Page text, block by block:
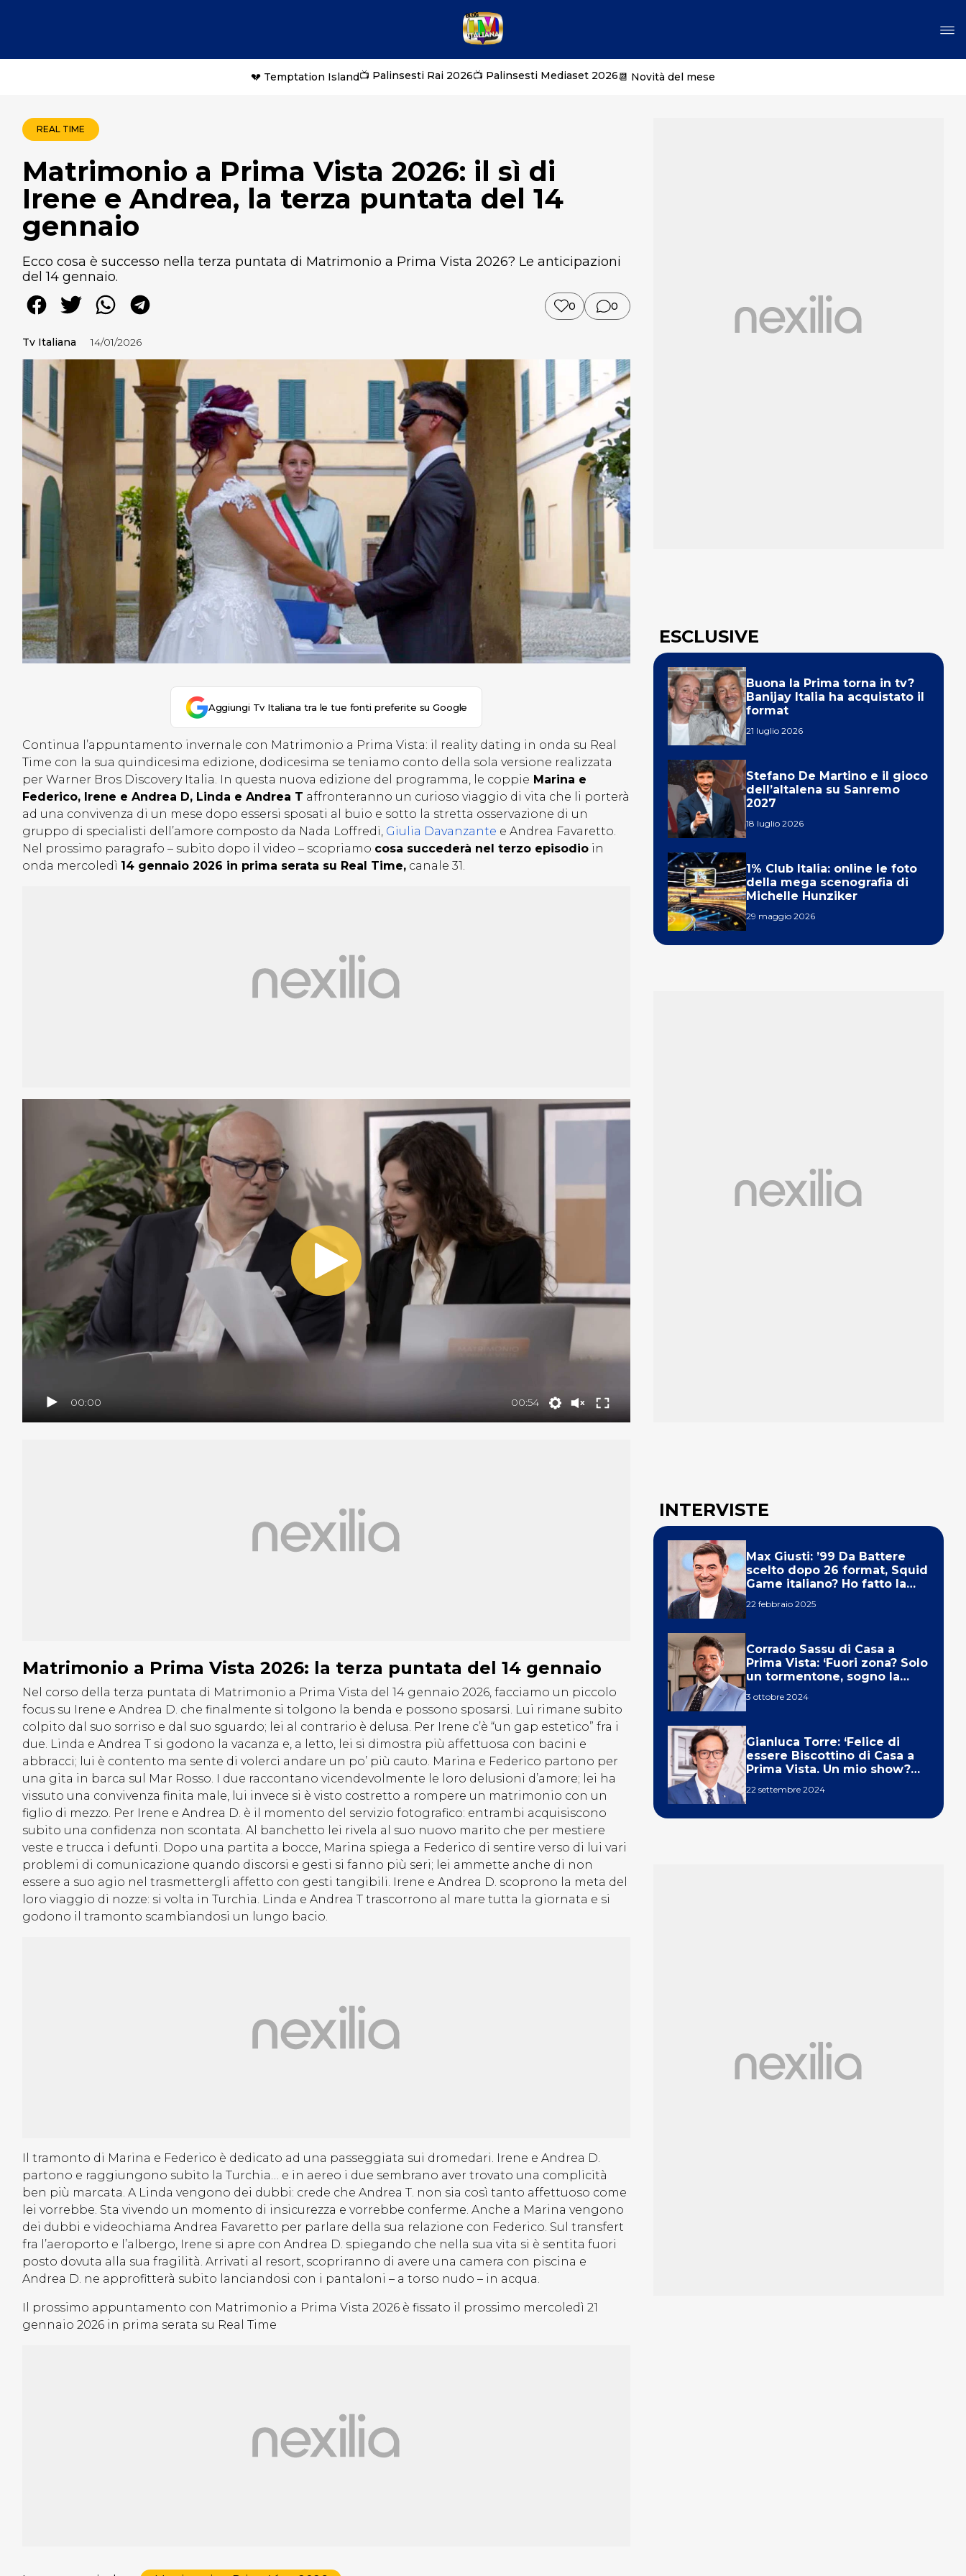
💔 Temptation Island📺 Palinsesti Rai 2026📺 Palinsesti Mediaset 2026📆 Novità del mese
REAL TIME
Matrimonio a Prima Vista 2026: il sì di
Irene e Andrea, la terza puntata del 14
gennaio
Ecco cosa è successo nella terza puntata di Matrimonio a Prima Vista 2026? Le anticipazioni
del 14 gennaio.
0 0
Tv Italiana 14/01/2026
Aggiungi Tv Italiana tra le tue fonti preferite su Google
Continua l’appuntamento invernale con Matrimonio a Prima Vista: il reality dating in onda su Real
Time con la sua quindicesima edizione, dodicesima se teniamo conto della sola versione realizzata
per Warner Bros Discovery Italia. In questa nuova edizione del programma, le coppie Marina e
Federico, Irene e Andrea D, Linda e Andrea T affronteranno un curioso viaggio di vita che li porterà
ad una convivenza di un mese dopo essersi sposati al buio e sotto la stretta osservazione di un
gruppo di specialisti dell’amore composto da Nada Loffredi, Giulia Davanzante e Andrea Favaretto.
Nel prossimo paragrafo – subito dopo il video – scopriamo cosa succederà nel terzo episodio in
onda mercoledì 14 gennaio 2026 in prima serata su Real Time, canale 31.
00:00 00:54
Matrimonio a Prima Vista 2026: la terza puntata del 14 gennaio
Nel corso della terza puntata di Matrimonio a Prima Vista del 14 gennaio 2026, facciamo un piccolo
focus su Irene e Andrea D. che finalmente si tolgono la benda e possono sposarsi. Lui rimane subito
colpito dal suo sorriso e dal suo sguardo; lei al contrario è delusa. Per Irene c’è “un gap estetico” fra i
due. Linda e Andrea T si godono la vacanza e, a letto, lei si dimostra più affettuosa con bacini e
abbracci; lui è contento ma sente di volerci andare un po’ più cauto. Marina e Federico partono per
una gita in barca sul Mar Rosso. I due raccontano vicendevolmente le loro delusioni d’amore; lei ha
vissuto una convivenza finita male, lui invece si è visto costretto a rompere un matrimonio con un
figlio di mezzo. Per Irene e Andrea D. è il momento del servizio fotografico: entrambi acquisiscono
subito una confidenza non scontata. Al banchetto lei rivela al suo nuovo marito che per mestiere
veste e trucca i defunti. Dopo una partita a bocce, Marina spiega a Federico di sentire verso di lui vari
problemi di comunicazione quando discorsi e gesti si fanno più seri; lei ammette anche di non
essere a suo agio nel trasmettergli affetto con gesti tangibili. Irene e Andrea D. scoprono la meta del
loro viaggio di nozze: si volta in Turchia. Linda e Andrea T trascorrono al mare tutta la giornata e si
godono il tramonto scambiandosi un lungo bacio.
Il tramonto di Marina e Federico è dedicato ad una passeggiata sui dromedari. Irene e Andrea D.
partono e raggiungono subito la Turchia… e in aereo i due sembrano aver trovato una complicità
ben più marcata. A Linda vengono dei dubbi: crede che Andrea T. non sia così tanto affettuoso come
lei vorrebbe. Sta vivendo un momento di insicurezza e vorrebbe conferme. Anche a Marina vengono
dei dubbi e videochiama Andrea Favaretto per parlare della sua relazione con Federico. Sul transfert
fra l’aeroporto e l’albergo, Irene si apre con Andrea D. spiegando che nella sua vita si è sentita fuori
posto dovuta alla sua fragilità. Arrivati al resort, scopriranno di avere una camera con piscina e
Andrea D. ne approfitterà subito lanciandosi con i pantaloni – a torso nudo – in acqua.
Il prossimo appuntamento con Matrimonio a Prima Vista 2026 è fissato il prossimo mercoledì 21
gennaio 2026 in prima serata su Real Time
ESCLUSIVE
Buona la Prima torna in tv?
Banijay Italia ha acquistato il
format
21 luglio 2026
Stefano De Martino e il gioco
dell’altalena su Sanremo
2027
18 luglio 2026
1% Club Italia: online le foto
della mega scenografia di
Michelle Hunziker
29 maggio 2026
INTERVISTE
Max Giusti: ’99 Da Battere
scelto dopo 26 format, Squid
Game italiano? Ho fatto la
22 febbraio 2025
Corrado Sassu di Casa a
Prima Vista: ‘Fuori zona? Solo
un tormentone, sogno la
3 ottobre 2024
Gianluca Torre: ‘Felice di
essere Biscottino di Casa a
Prima Vista. Un mio show?
22 settembre 2024